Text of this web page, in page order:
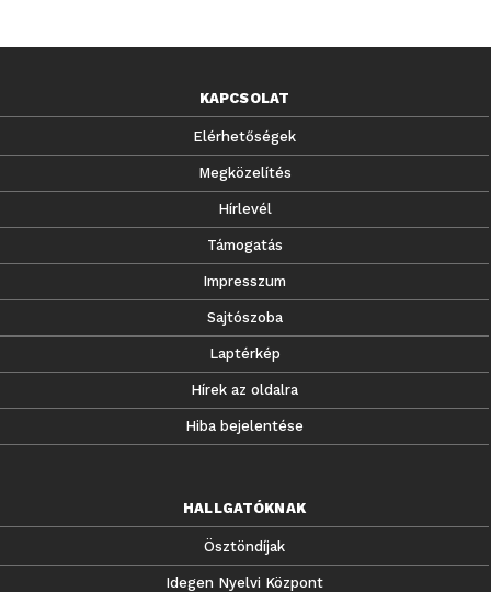
KAPCSOLAT
Elérhetőségek
Megközelítés
Hírlevél
Támogatás
Impresszum
Sajtószoba
Laptérkép
Hírek az oldalra
Hiba bejelentése
HALLGATÓKNAK
Ösztöndíjak
Idegen Nyelvi Központ